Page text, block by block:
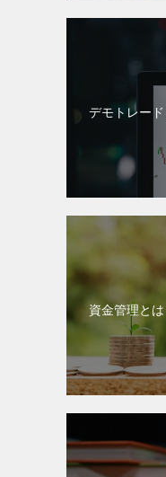
デモトレー
資金管理と